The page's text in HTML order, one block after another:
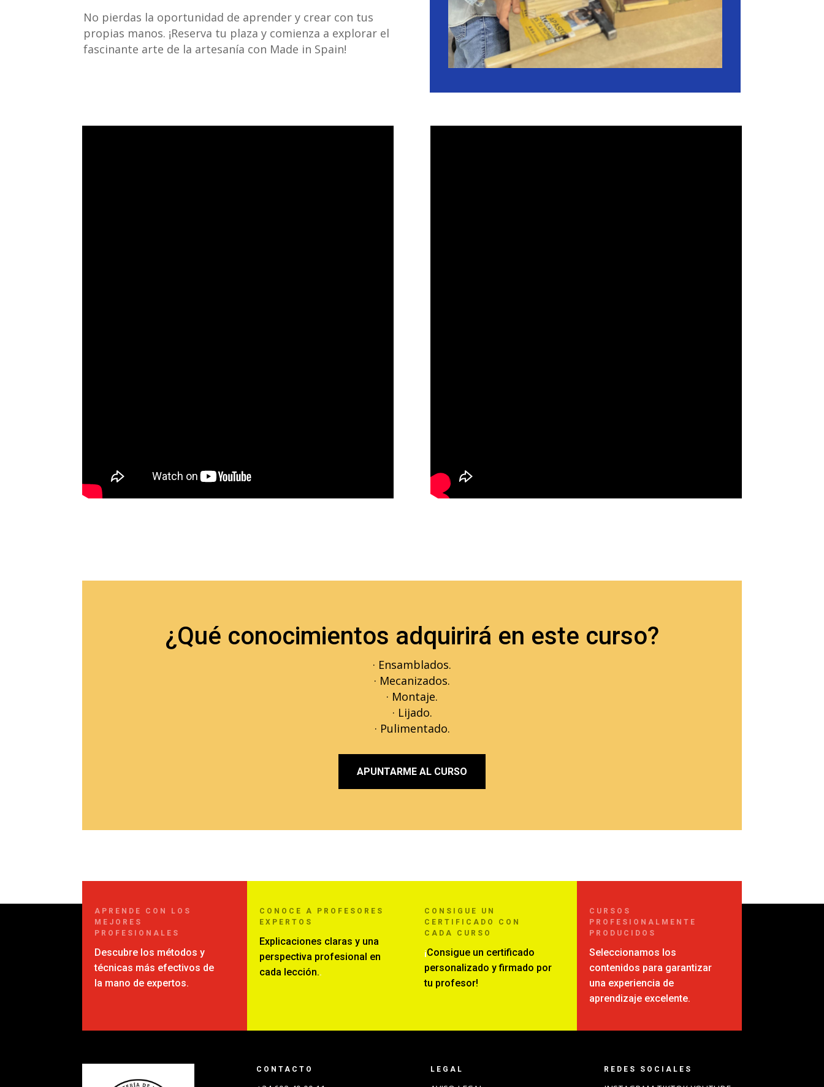
No pierdas la oportunidad de aprender y crear con tus
propias manos. ¡Reserva tu plaza y comienza a explorar el
fascinante arte de la artesanía con Made in Spain!
¿Qué conocimientos adquirirá en este curso?
· Ensamblados.
· Mecanizados.
· Montaje.
· Lijado.
· Pulimentado.
APUNTARME AL CURSO
APRENDE CON LOS
MEJORES
PROFESIONALES
Descubre los métodos y
técnicas más efectivos de
la mano de expertos.
CONOCEA PROFESORES
EXPERTOS
Explicaciones claras y una
perspectiva profesional en
cada lección..
CONSIGUE UN
CERTIFICADO CON
CADA CURSO
¡Consigue un certificado
personalizado y firmado por
tu profesor!
CURSOS
PROFESIONALMENTE
PRODUCIDOS
Seleccionamos los
contenidos para garantizar
una experiencia de
aprendizaje excelente.
CONTACTO LEGAL REDES SOCIALES